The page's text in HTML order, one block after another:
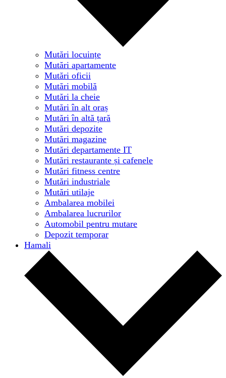
Mutări locuințe
Mutări apartamente
Mutări oficii
Mutări mobilă
Mutări la cheie
Mutări în alt oraș
Mutări în altă țară
Mutări depozite
Mutări magazine
Mutări departamente IT
Mutări restaurante și cafenele
Mutări fitness centre
Mutări industriale
Mutări utilaje
Ambalarea mobilei
Ambalarea lucrurilor
Automobil pentru mutare
Depozit temporar
Hamali